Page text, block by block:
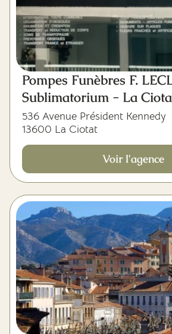
Pompes Funèbres F.
Sublimatorium - La
536 Avenue Président Kennedy
13600 La Ciotat
Voir l'agence